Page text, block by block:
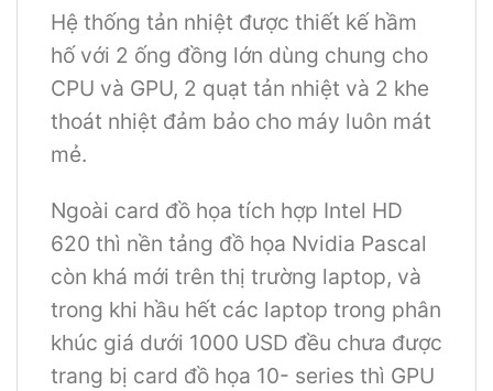
Hệ thống tản nhiệt được thiết kế hầm
hố với 2 ống đồng lớn dùng chung cho
CPU và GPU, 2 quạt tản nhiệt và 2 khe
thoát nhiệt đảm bảo cho máy luôn mát
mẻ.
Ngoài card đồ họa tích hợp Intel HD
620 thì nền tảng đồ họa Nvidia Pascal
còn khá mới trên thị trường laptop, và
trong khi hầu hết các laptop trong phân
khúc giá dưới 1000 USD đều chưa được
trang bị card đồ họa 10- series thì GPU